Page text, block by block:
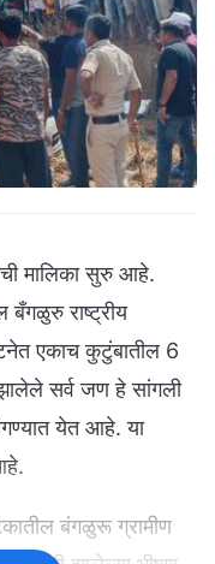
मालिका सुरु आहे.
बँगळुरु राष्ट्रीय
एकाच कुटुंबातील 6
सर्व जण हे सांगली
येत आहे. या
बंगळुरू ग्रामीण